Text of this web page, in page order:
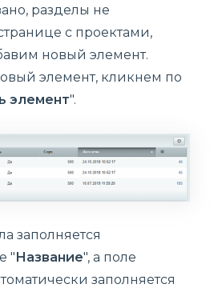
разделы не
с проектами,
новый элемент.
элемент, кликнем по
элемент".
заполняется
" Название", а поле
заполняется